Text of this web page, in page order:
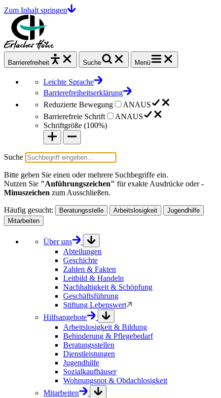
Zum Inhalt springen
Barrierefrei heit Suche Menü
Leichte Sprache
Barrierefreiheitserklärung
Reduzierte Bewegung
ANAUS
Barrierefreie Schrift
ANAUS
Schriftgröße (100%)
Suche
Bitte geben Sie einen oder mehrere Suchbegriffe ein.
Nutzen Sie "Anführungszeichen" für exakte Ausdrücke oder-
Minuszeichen zum Ausschließen.
Häufig gesucht: Beratungsstelle Arbeitslosigkeit
Jugendhilfe
Mitarbeiten
Über uns
Abteilungen
Geschichte
Zahlen & Fakten
Leitbild & Handeln
Nachhaltigkeit & Schöpfung
Geschäftsführung
Stiftung Lebenswert
Hilfsangebote
Arbeitslosigkeit & Bildung
Behinderung & Pflegebedarf
Beratungsstellen
Dienstleistungen
Jugendhilfe
Sozialkaufhäuser
Wohnungsnot & Obdachlosigkeit
Mitarbeiten